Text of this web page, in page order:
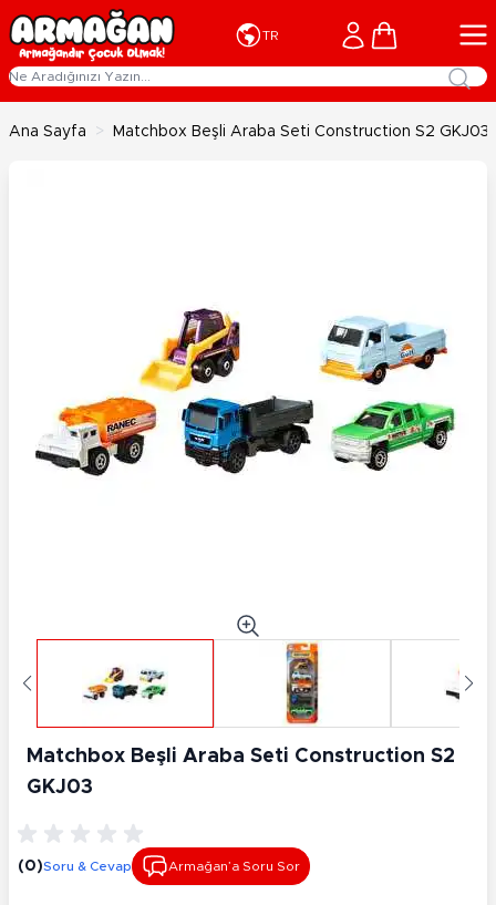
İçeriğe geç
TR Cart
Ana Sayfa > Matchbox Beşli Araba Seti Construction S2 GKJ03
Matchbox Beşli Araba Seti Construction S2
GKJ03
(0)Soru & Cevap Armağan’a Soru Sor